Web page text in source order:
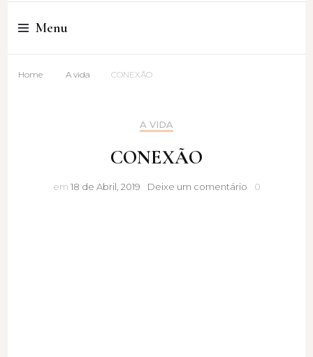
Cristina Amaro
Menu
Home A vida CONEXÃO
A VIDA
CONEXÃO
em 18 de Abril, 2019 Deixe um comentárioCONEXÃO
0